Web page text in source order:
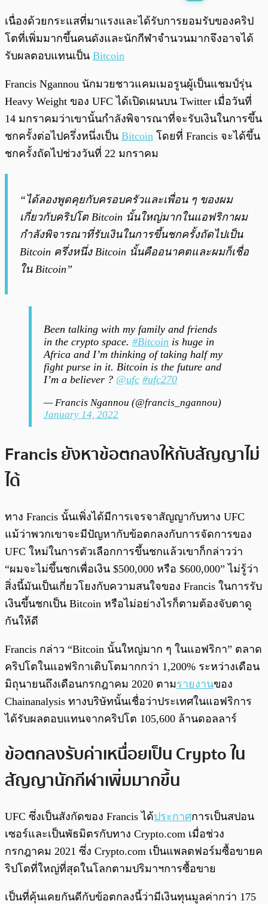
0:00
เนื่องด้วยกระแสที่มาแรงและได้รับการยอมรับของคริป
โตที่เพิ่มมากขึ้นคนดังและนักกีฬาจำนวนมากจึงอาจได้
รับผลตอบแทนเป็น Bitcoin
Francis Ngannou นักมวยชาวแคมเมอรูนผู้เป็นแชมป์รุ่น
Heavy Weight ของ UFC ได้เปิดเผนบน Twitter เมื่อวันที่
14 มกราคมว่าเขานั้นกำลังพิจารณาที่จะรับเงินในการขึ้น
ชกครั้งต่อไปครึ่งหนึ่งเป็น Bitcoin โดยที่ Francis จะได้ขึ้น
ชกครั้งถัดไปช่วงวันที่ 22 มกราคม
“ได้ลองพูดคุยกับครอบครัวและเพื่อน ๆ ของผม
เกี่ยวกับคริปโต Bitcoin นั้นใหญ่มากในแอฟริกาผม
กำลังพิจารณาที่รับเงินในการขึ้นชกครั้งถัดไปเป็น
Bitcoin ครึ่งหนึ่ง Bitcoin นั้นคืออนาคตและผมก็เชื่อ
ใน Bitcoin”
Been talking with my family and friends
in the crypto space. #Bitcoin is huge in
Africa and I’m thinking of taking half my
fight purse in it. Bitcoin is the future and
I’m a believer ? @ufc #ufc270
— Francis Ngannou (@francis_ngannou)
January 14, 2022
Francis ยังหาข้อตกลงให้กับสัญญาไม่
ได้
ทาง Francis นั้นเพิ่งได้มีการเจรจาสัญญากับทาง UFC
แม้ว่าพวกเขาจะมีปัญหากับข้อตกลงกับการจัดการของ
UFC ใหม่ในการตัวเลือกการขึ้นชกแล้วเขาก็กล่าวว่า
“ผมจะไม่ขึ้นชกเพื่อเงิน $500,000 หรือ $600,000” ไม่รู้ว่า
สิ่งนี้มันเป็นเกี่ยวโยงกับความสนใจของ Francis ในการรับ
เงินขึ้นชกเป็น Bitcoin หรือไม่อย่างไรก็ตามต้องจับตาดู
กันให้ดี
Francis กล่าว “Bitcoin นั้นใหญ่มาก ๆ ในแอฟริกา” ตลาด
คริปโตในแอฟริกาเติบโตมากกว่า 1,200% ระหว่างเดือน
มิถุนายนถึงเดือนกรกฎาคม 2020 ตามรายงานของ
Chainanalysis ทางบริษัทนั้นเชื่อว่าประเทศในแอฟริการ
ได้รับผลตอบแทนจากคริปโต 105,600 ล้านดอลลาร์
ข้อตกลงรับค่าเหนื่อยเป็น Crypto ใน
สัญญานักกีฬาเพิ่มมากขึ้น
UFC ซึ่งเป็นสังกัดของ Francis ได้ประกาศการเป็นสปอน
เซอร์และเป็นพัธมิตรกับทาง Crypto.com เมื่อช่วง
กรกฎาคม 2021 ซึ่ง Crypto.com เป็นแพลตฟอร์มซื้อขายค
ริปโตที่ใหญ่ที่สุดในโลกตามปริมาฯการซื้อขาย
เป็นที่คุ้นเคยกันดีกับข้อตกลงนี้ว่ามีเงินทุนมูลค่ากว่า 175